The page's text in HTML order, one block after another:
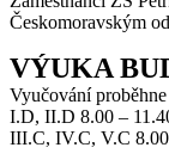
Českomoravským
VÝUKA
Vyučování
I.D, II.D 8.00 –
III.C, IV.C, V.C